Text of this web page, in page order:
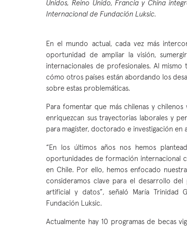
Unidos, Reino Unido, Francia y China
Internacional de Fundación Luksic.
En el mundo actual, cada vez más
oportunidad de ampliar la visión,
internacionales de profesionales. Al
cómo otros países están abordando los
sobre estas problemáticas.
Para fomentar que más chilenas y
enriquezcan sus trayectorias laborales y
para magíster, doctorado e investigación en
“En los últimos años nos hemos
oportunidades de formación internacional
en Chile. Por ello, hemos enfocado
consideramos clave para el desarrollo del
artificial y datos”, señaló María Trinidad
Fundación Luksic.
Actualmente hay 10 programas de becas